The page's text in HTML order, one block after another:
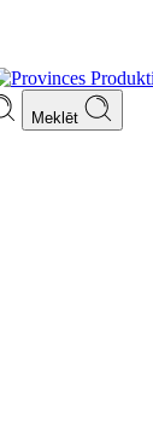
Meklēt